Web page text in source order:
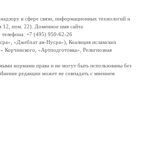
в сфере связи, информационных технологий и
12, пом. 22). Доменное имя сайта
телефона: +7 (495) 950-62-26
«Джебхат ан-Нусра»), Коалиция исламских
«Артподготовка», Религиозная
нормами права и не могут быть использованы без
редакции может не совпадать с мнением